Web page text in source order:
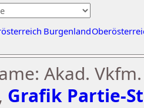
Burgenland
Akad.
, Grafik Partie-